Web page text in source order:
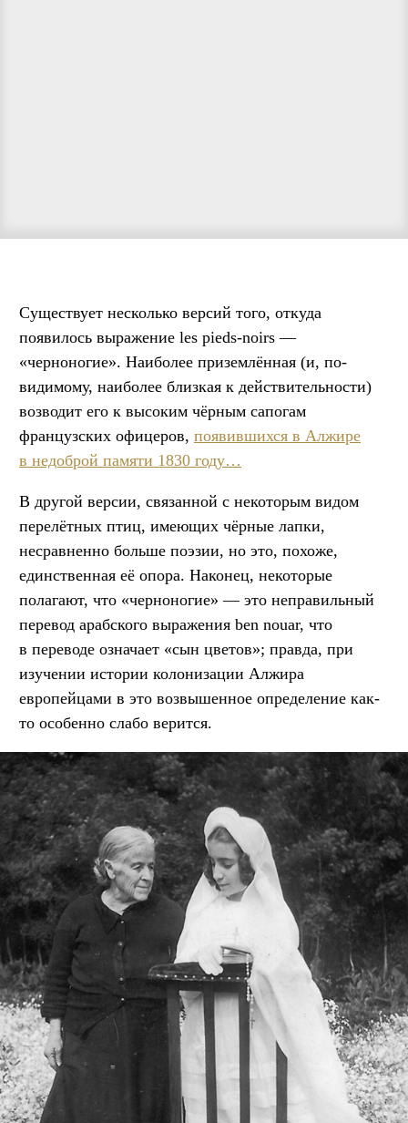
Существует несколько версий того, откуда
появилось выражение les pieds-noirs —
«черноногие». Наиболее приземлённая (и, по-
видимому, наиболее близкая к действительности)
возводит его к высоким чёрным сапогам
французских офицеров, появившихся в Алжире
в недоброй памяти 1830 году…
В другой версии, связанной с некоторым видом
перелётных птиц, имеющих чёрные лапки,
несравненно больше поэзии, но это, похоже,
единственная её опора. Наконец, некоторые
полагают, что «черноногие» — это неправильный
перевод арабского выражения ben nouar, что
в переводе означает «сын цветов»; правда, при
изучении истории колонизации Алжира
европейцами в это возвышенное определение как-
то особенно слабо верится.